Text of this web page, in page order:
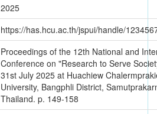
2025
https://has.hcu.ac.th/jspui/handle/
Proceedings of the 12th National and
Conference on "Research to Serve
31st July 2025 at Huachiew
University, Bangphli District,
Thailand. p. 149-158